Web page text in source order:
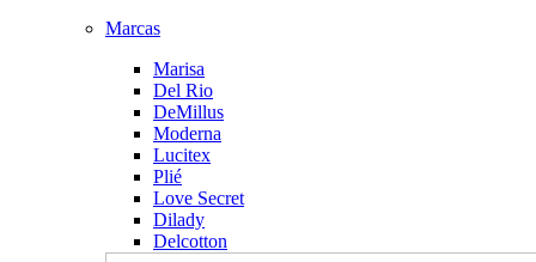
Marcas
Marisa
Del Rio
DeMillus
Moderna
Lucitex
Plié
Love Secret
Dilady
Delcotton